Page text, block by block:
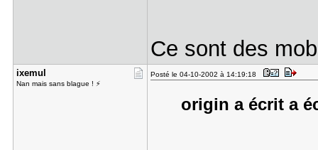
Ce sont des
ixemul
Nan mais sans blague ! ⚡
Posté le 04-10-2002 à 14:19:18
origin a écrit a